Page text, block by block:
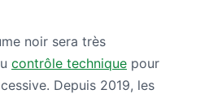
noir sera très
contrôle technique pour
Depuis 2019, les